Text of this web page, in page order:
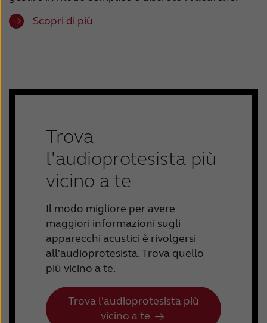
Scopri di più
Trova
l'audioprotesista più
vicino a te
Il modo migliore per avere
maggiori informazioni sugli
apparecchi acustici è rivolgersi
all'audioprotesista. Trova quello
più vicino a te.
Trova l'audioprotesista più
vicino a te